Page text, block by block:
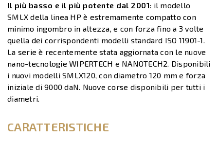
Il più basso e il più potente dal 2001: il modello
SMLX della linea HP è estremamente compatto con
minimo ingombro in altezza, e con forza fino a 3 volte
quella dei corrispondenti modelli standard ISO 11901-1.
La serie è recentemente stata aggiornata con le nuove
nano-tecnologie WIPERTECH e NANOTECH2. Disponibili
i nuovi modelli SMLX120, con diametro 120 mm e forza
iniziale di 9000 daN. Nuove corse disponibili per tutti i
diametri.
CARATTERISTICHE